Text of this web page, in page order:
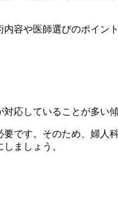
容や医師選びのポイン
応していることが多い傾
です。そのため、婦人
ましょう。